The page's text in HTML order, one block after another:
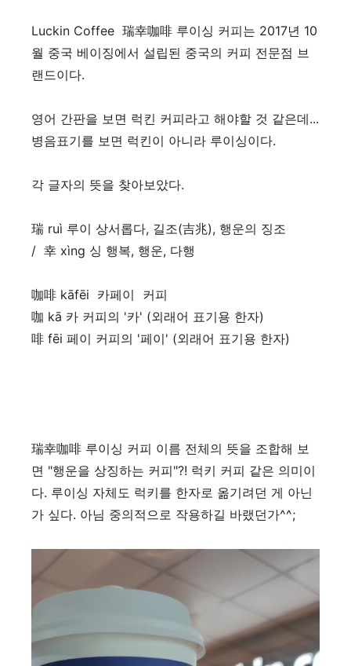
Luckin Coffee 瑞幸咖啡 루이싱 커피는 2017년 10
월 중국 베이징에서 설립된 중국의 커피 전문점 브
랜드이다.
영어 간판을 보면 럭킨 커피라고 해야할 것 같은데...
병음표기를 보면 럭킨이 아니라 루이싱이다.
각 글자의 뜻을 찾아보았다.
瑞 ruì 루이 상서롭다, 길조(吉兆), 행운의 징조
/ 幸 xìng 싱 행복, 행운, 다행
咖啡 kāfēi 카페이 커피
咖 kā 카 커피의 '카' (외래어 표기용 한자)
啡 fēi 페이 커피의 '페이' (외래어 표기용 한자)
瑞幸咖啡 루이싱 커피 이름 전체의 뜻을 조합해 보
면 "행운을 상징하는 커피"?! 럭키 커피 같은 의미이
다. 루이싱 자체도 럭키를 한자로 옮기려던 게 아닌
가 싶다. 아님 중의적으로 작용하길 바랬던가^^;